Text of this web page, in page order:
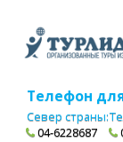
Телефон
Север страны:
04-6228687